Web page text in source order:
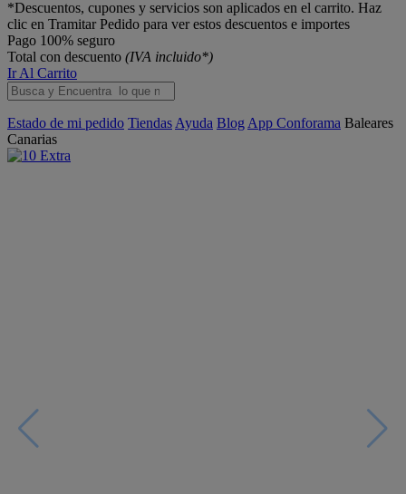
*Descuentos, cupones y servicios son aplicados en el carrito. Haz
clic en Tramitar Pedido para ver estos descuentos e importes
Pago 100% seguro
Total con descuento (IVA incluido*)
Ir Al Carrito
Estado de mi pedido Tiendas Ayuda Blog App Conforama Baleares
Canarias